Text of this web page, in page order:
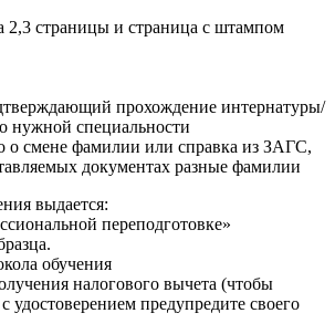
2,3 страницы и страница с штампом
прохождение интернатуры/
нужной специальности
о смене фамилии или справка из ЗАГС,
документах разные фамилии
выдается:
переподготовке»
обучения
налогового вычета (чтобы
удостоверением предупредите своего